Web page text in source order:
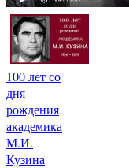
100 лет со
дня
рождения
академика
М.И.
Кузина